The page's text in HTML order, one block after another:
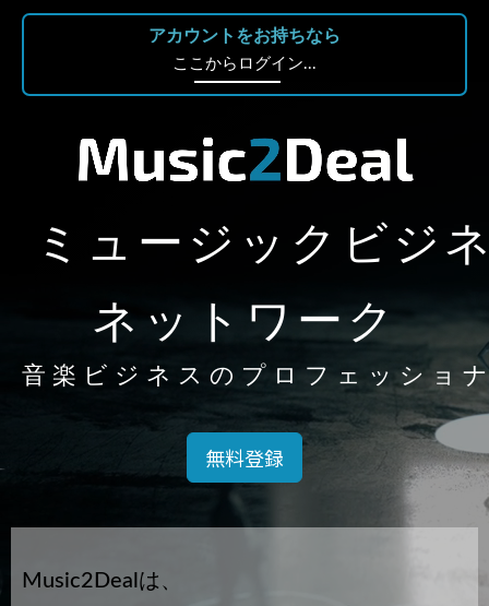
アカウントをお持ちなら
ここからログイン...
ミュージックビジ
ネットワーク
音楽ビジネスのプロフェッショ
無料登録
Music2Dealは、